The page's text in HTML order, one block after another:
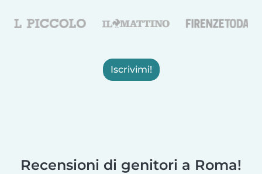
Iscrivimi!
Recensioni di genitori a Roma!